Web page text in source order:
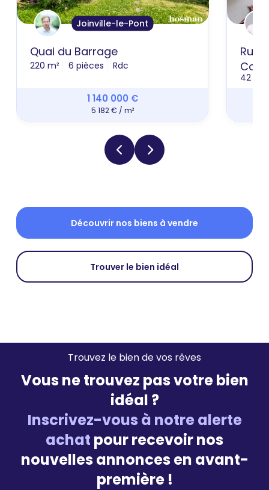
Joinville-le-Pont
Quai du Barrage
220 m² 6 pièces Rdc
1 140 000 €
5 182 € / m²
Rue
Colin
42 m²
Découvrir nos biens à vendre
Trouver le bien idéal
Trouvez le bien de vos rêves
Vous ne trouvez pas votre bien
idéal ?
Inscrivez-vous à notre alerte
achat pour recevoir nos
nouvelles annonces en avant-
première !